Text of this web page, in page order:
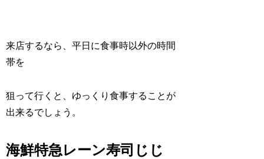
来店するなら、平日に食事時以外の時間
帯を
狙って行くと、ゆっくり食事することが
出来るでしょう。
海鮮特急レーン寿司じじ